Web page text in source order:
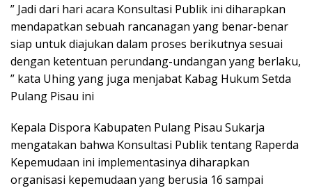
” Jadi dari hari acara Konsultasi Publik ini diharapkan
mendapatkan sebuah rancanagan yang benar-benar
siap untuk diajukan dalam proses berikutnya sesuai
dengan ketentuan perundang-undangan yang berlaku,
” kata Uhing yang juga menjabat Kabag Hukum Setda
Pulang Pisau ini
Kepala Dispora Kabupaten Pulang Pisau Sukarja
mengatakan bahwa Konsultasi Publik tentang Raperda
Kepemudaan ini implementasinya diharapkan
organisasi kepemudaan yang berusia 16 sampai